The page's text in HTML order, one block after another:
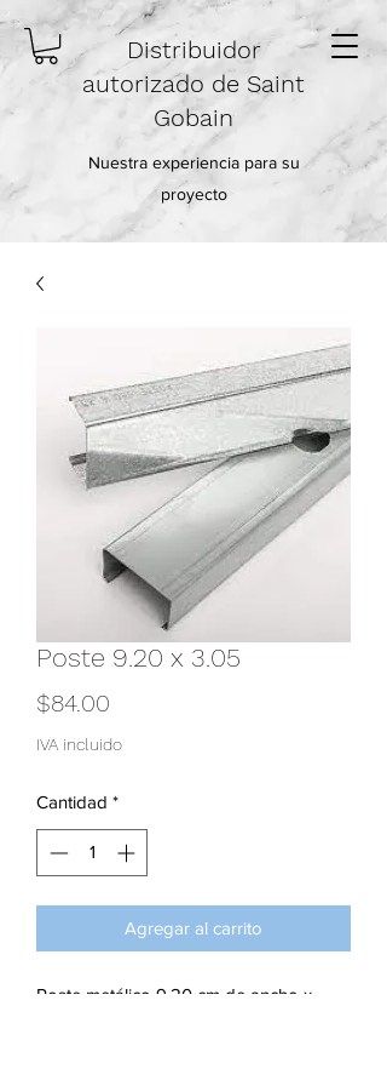
Distribuidor
autorizado de Saint
Gobain
Nuestra experiencia para su
proyecto
Poste 9.20 x 3.05
$84.00
IVA incluido
Cantidad *
Agregar al carrito
Poste metálico 9.20 cm de ancho x